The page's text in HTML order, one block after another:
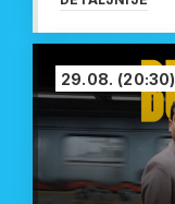
29.08. (20:30)